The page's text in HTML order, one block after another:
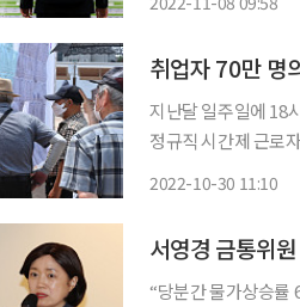
지난달 일주일에 18
정규직 시간제 근로
2022-10-30 11:10
“당분간 물가상승률